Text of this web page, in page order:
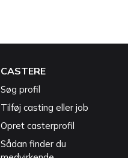
CASTERE
Søg profil
Tilføj casting eller job
Opret casterprofil
Sådan finder du